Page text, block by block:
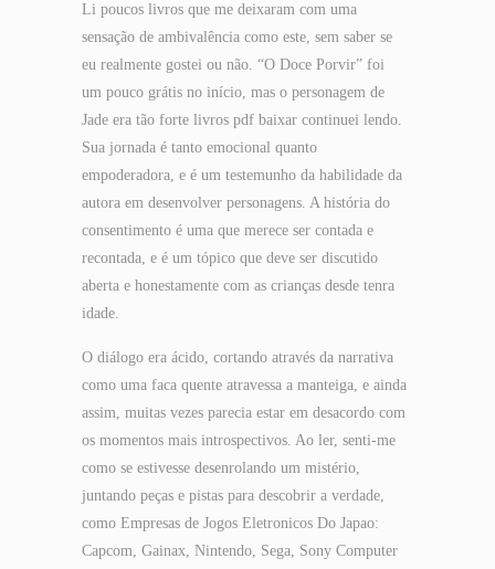
Li poucos livros que me deixaram com uma
sensação de ambivalência como este, sem saber se
eu realmente gostei ou não. “O Doce Porvir” foi
um pouco grátis no início, mas o personagem de
Jade era tão forte livros pdf baixar continuei lendo.
Sua jornada é tanto emocional quanto
empoderadora, e é um testemunho da habilidade da
autora em desenvolver personagens. A história do
consentimento é uma que merece ser contada e
recontada, e é um tópico que deve ser discutido
aberta e honestamente com as crianças desde tenra
idade.
O diálogo era ácido, cortando através da narrativa
como uma faca quente atravessa a manteiga, e ainda
assim, muitas vezes parecia estar em desacordo com
os momentos mais introspectivos. Ao ler, senti-me
como se estivesse desenrolando um mistério,
juntando peças e pistas para descobrir a verdade,
como Empresas de Jogos Eletronicos Do Japao:
Capcom, Gainax, Nintendo, Sega, Sony Computer